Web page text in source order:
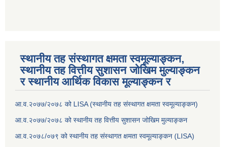
स्थानीय तह संस्थागत क्षमता स्वमूल्याङ्कन,
स्थानीय तह वित्तीय सुशासन जोखिम मुल्याङ्कन
र स्थानीय आर्थिक विकास मूल्याङ्कन र
आ.व.२०७७/२०७८ को LISA (स्थानीय तह संस्थागत क्षमता स्वमूल्याङ्कन)
आ.व.२०७७/२०७८ को स्थानीय तह वित्तीय सुशासन जोखिम मुल्याङ्कन
आ.व.२०७८/०७९ को स्थानीय तह संस्थागत क्षमता स्वमूल्याङ्कन (LISA)